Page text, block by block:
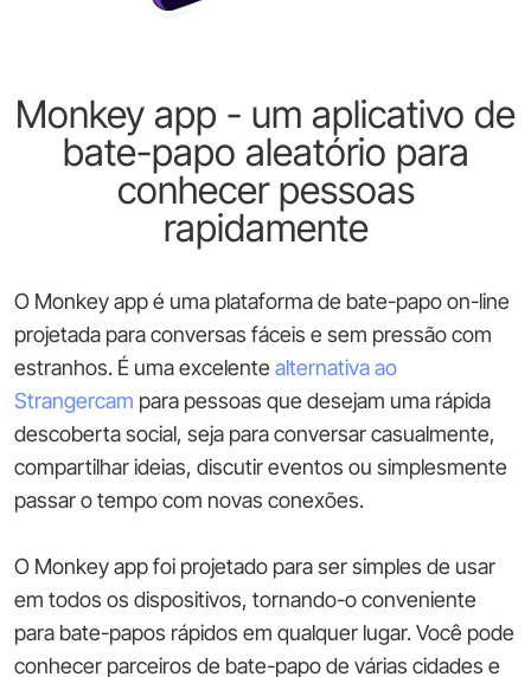
Monkey app - um aplicativo de
bate-papo aleatório para
conhecer pessoas
rapidamente
O Monkey app é uma plataforma de bate-papo on-line
projetada para conversas fáceis e sem pressão com
estranhos. É uma excelente alternativa ao
Strangercam para pessoas que desejam uma rápida
descoberta social, seja para conversar casualmente,
compartilhar ideias, discutir eventos ou simplesmente
passar o tempo com novas conexões.
O Monkey app foi projetado para ser simples de usar
em todos os dispositivos, tornando-o conveniente
para bate-papos rápidos em qualquer lugar. Você pode
conhecer parceiros de bate-papo de várias cidades e